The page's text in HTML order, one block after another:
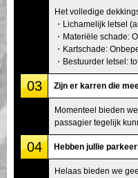
Het volledige
・Lichamelijk letsel
・Materiële schade:
・Kartschade:
・Bestuurder letsel:
03 Zijn er karren die
Momenteel bieden
passagier tegelijk
04 Hebben jullie
Helaas bieden we